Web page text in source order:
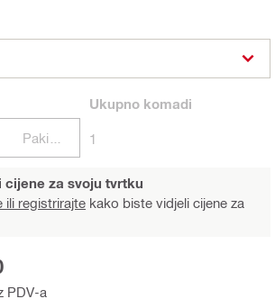
Ukupnokomadi
1
cijene za svoju tvrtku
ili registrirajte kako biste vidjeli cijene za
PDV-a